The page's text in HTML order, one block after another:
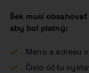
Šek musí
aby bol platný:
Meno a adresu
Číslo účtu